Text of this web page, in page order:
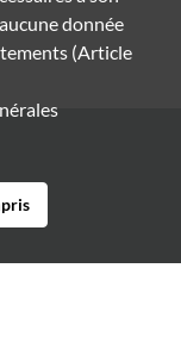
donnée
(Article